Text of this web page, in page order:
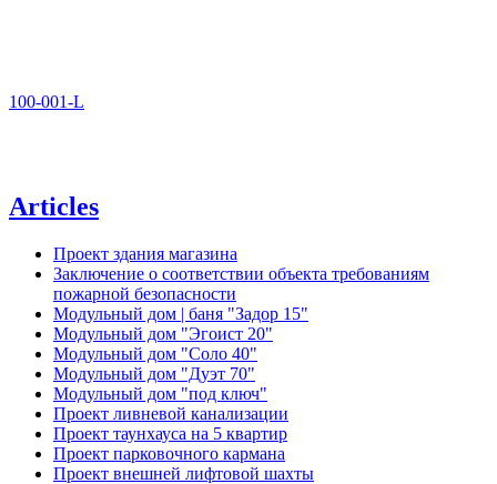
100-001-L
Articles
Проект здания магазина
Заключение о соответствии объекта требованиям
пожарной безопасности
Модульный дом | баня "Задор 15"
Модульный дом "Эгоист 20"
Модульный дом "Соло 40"
Модульный дом "Дуэт 70"
Модульный дом "под ключ"
Проект ливневой канализации
Проект таунхауса на 5 квартир
Проект парковочного кармана
Проект внешней лифтовой шахты